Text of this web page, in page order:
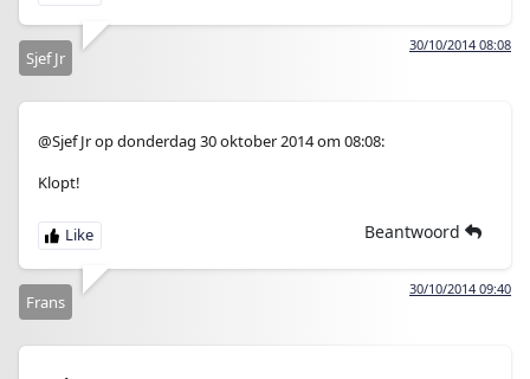
30/10/2014 08:08
Sjef Jr
@Sjef Jr op donderdag 30 oktober 2014 om 08:08:
Klopt!
Beantwoord
30/10/2014 09:40
Frans